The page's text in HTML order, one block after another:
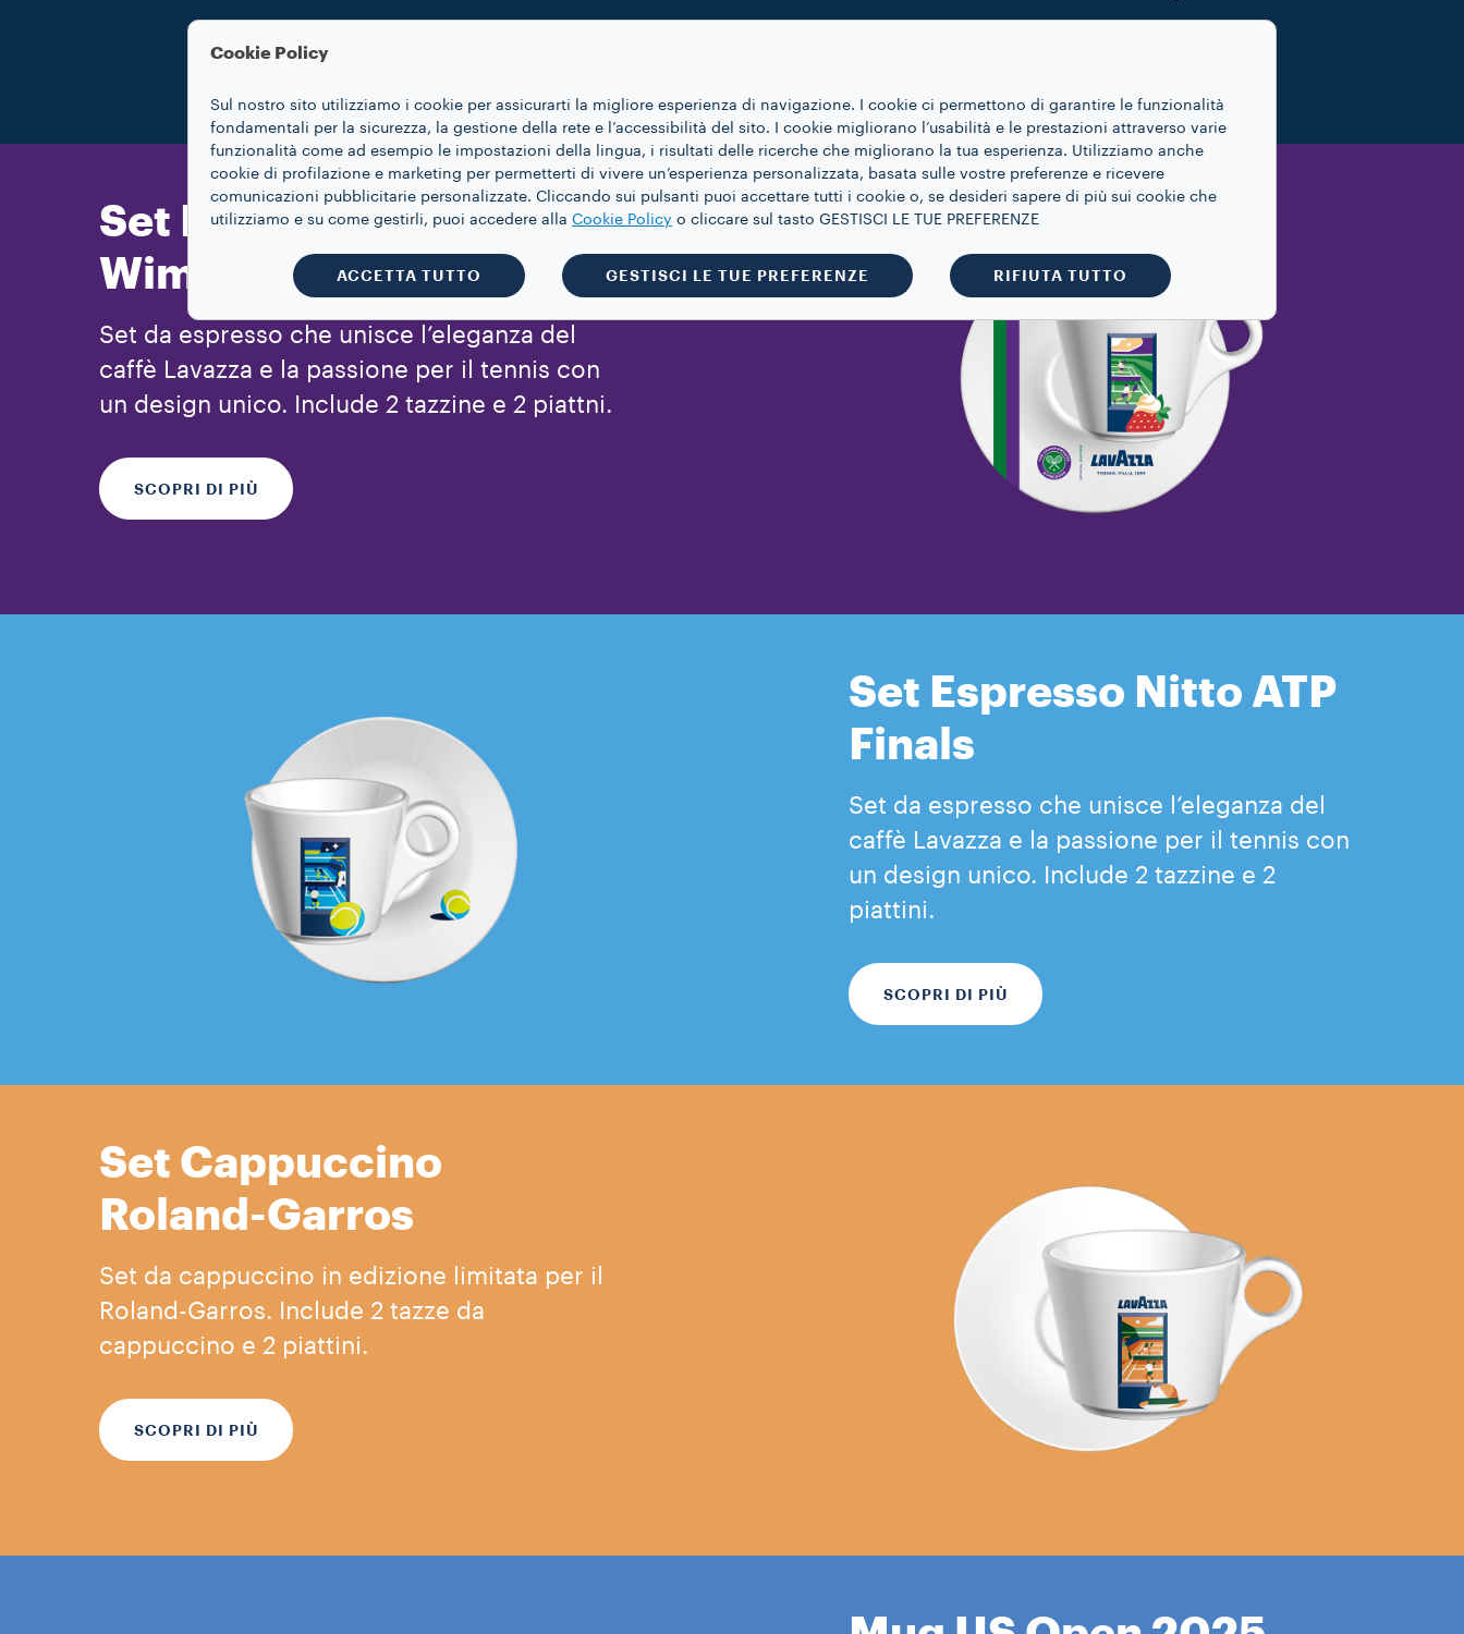
Set Espresso
Wimbledon
Set da espresso che unisce l’eleganza del
caffè Lavazza e la passione per il tennis con
un design unico. Include 2 tazzine e 2 piattni.
SCOPRI DI PIÙ
Set Espresso Nitto ATP
Finals
Set da espresso che unisce l’eleganza del
caffè Lavazza e la passione per il tennis con
un design unico. Include 2 tazzine e 2
piattini.
SCOPRI DI PIÙ
Set Cappuccino
Roland-Garros
Set da cappuccino in edizione limitata per il
Roland-Garros. Include 2 tazze da
cappuccino e 2 piattini.
SCOPRI DI PIÙ
Cookie Policy
Sul nostro sito utilizziamo i cookie per assicurarti la migliore esperienza di navigazione. I cookie ci permettono di garantire le funzionalità
fondamentali per la sicurezza, la gestione della rete e l’accessibilità del sito. I cookie migliorano l’usabilità e le prestazioni attraverso varie
funzionalità come ad esempio le impostazioni della lingua, i risultati delle ricerche che migliorano la tua esperienza. Utilizziamo anche
cookie di profilazione e marketing per permetterti di vivere un’esperienza personalizzata, basata sulle vostre preferenze e ricevere
comunicazioni pubblicitarie personalizzate. Cliccando sui pulsanti puoi accettare tutti i cookie o, se desideri sapere di più sui cookie che
utilizziamo e su come gestirli, puoi accedere alla Cookie Policy o cliccare sul tasto GESTISCI LE TUE PREFERENZE
ACCETTA TUTTO GESTISCI LE TUE PREFERENZE RIFIUTA TUTTO